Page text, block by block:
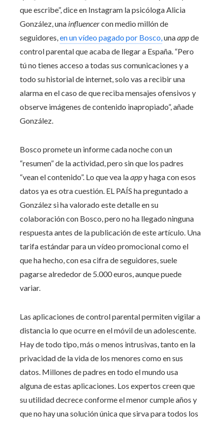
que escribe”, dice en Instagram la psicóloga Alicia
González, una influencercon medio millón de
seguidores,en un vídeo pagado por Bosco,unaappde
control parental que acaba de llegar a España. “Pero
tú no tienes acceso a todas sus comunicaciones y a
todo su historial de internet, solo vas a recibir una
alarma en el caso de que reciba mensajes ofensivos y
observe imágenes de contenido inapropiado”, añade
González.
Bosco promete un informe cada noche con un
“resumen” de la actividad, pero sin que los padres
“vean el contenido”. Lo que vea laappy haga con esos
datos ya es otra cuestión. EL PAÍS ha preguntado a
González si ha valorado este detalle en su
colaboración con Bosco, pero no ha llegado ninguna
respuesta antes de la publicación de este artículo. Una
tarifa estándar para un vídeo promocional como el
que ha hecho, con esa cifra de seguidores, suele
pagarse alrededor de 5.000 euros, aunque puede
variar.
Las aplicaciones de control parental permiten vigilar a
distancia lo que ocurre en el móvil de un adolescente.
Hay de todo tipo, más o menos intrusivas, tanto en la
privacidad de la vida de los menores como en sus
datos. Millones de padres en todo el mundo usa
alguna de estas aplicaciones. Los expertos creen que
su utilidad decrece conforme el menor cumple años y
que no hay una solución única que sirva para todos los